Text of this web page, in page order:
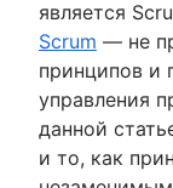
ПО
Как
является
Scrum — не
принципов и
управления
данной
и то, как